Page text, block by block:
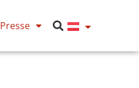
Presse